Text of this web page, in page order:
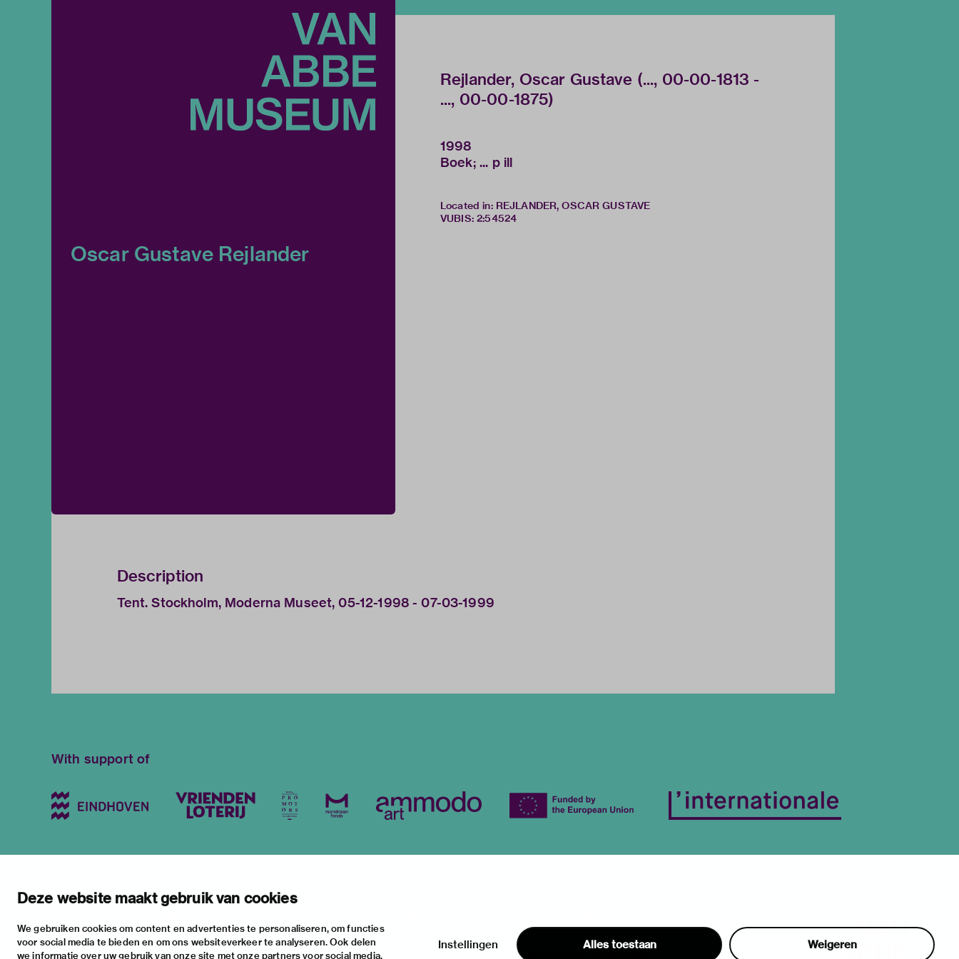
Deze website maakt gebruik van cookies
We gebruiken cookies om content en advertenties te personaliseren, om functies
voor social media te bieden en om ons websiteverkeer te analyseren. Ook delen
we informatie over uw gebruik van onze site met onze partners voor social media,
Alles toestaan Weigeren
Instellingen
Oscar Gustave Rejlander
Rejlander, Oscar Gustave (..., 00-00-1813 -
..., 00-00-1875)
1998
Boek; ... p ill
Located in: REJLANDER, OSCAR GUSTAVE
VUBIS: 2:54524
Description
Tent. Stockholm, Moderna Museet, 05-12-1998 - 07-03-1999
With support of
newsletter
instagram
twitter
stratumsedijk 2 eindhoven
info@vanabbemuseum.nl
exhibitions
practical information
foundations & partners